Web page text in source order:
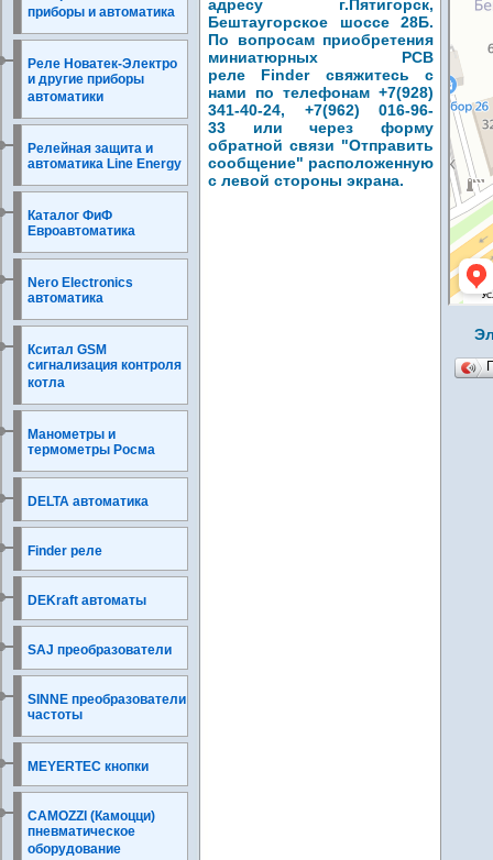
приборы и автоматика
Реле Новатек-Электро
и другие приборы
автоматики
Релейная защита и
автоматика Line Energy
Каталог ФиФ
Евроавтоматика
Nero Electronics
автоматика
Кситал GSM
сигнализация контроля
котла
Манометры и
термометры Росма
DELTA автоматика
Finder реле
DEKraft автоматы
SAJ преобразователи
SINNE преобразователи
частоты
MEYERTEC кнопки
CAMOZZI (Камоцци)
пневматическое
оборудование
адресу г.Пятигорск,
Бештаугорское шоссе 28Б.
По вопросам приобретения
миниатюрных PCB
реле Finder свяжитесь с
нами по телефонам +7(928)
341-40-24, +7(962) 016-96-
33 или через форму
обратной связи "Отправить
сообщение" расположенную
с левой стороны экрана.